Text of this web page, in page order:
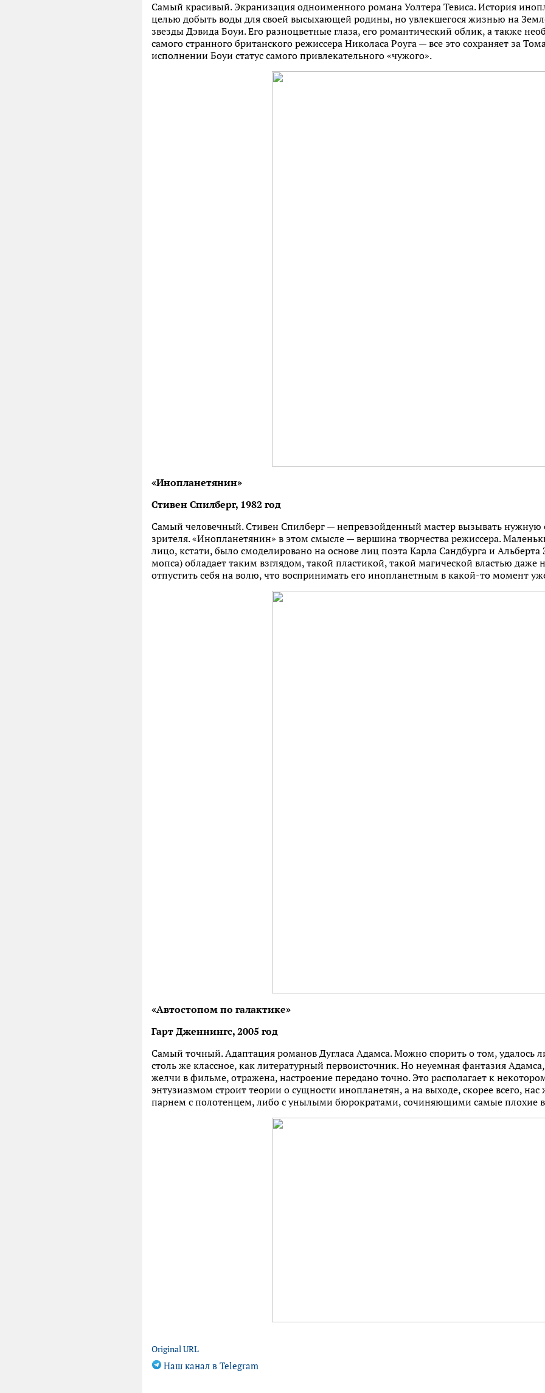
Самый красивый. Экранизация одноименного романа Уолтера Тевиса. История
целью добыть воды для своей высыхающей родины, но увлекшегося жизнью на
звезды Дэвида Боуи. Его разноцветные глаза, его романтический облик, а также
самого странного британского режиссера Николаса Роуга — все это сохраняет за
исполнении Боуи статус самого привлекательного «чужого».
«Инопланетянин»
Стивен Спилберг, 1982 год
Самый человечный. Стивен Спилберг — непревзойденный мастер вызывать
зрителя. «Инопланетянин» в этом смысле — вершина творчества режиссера.
лицо, кстати, было смоделировано на основе лиц поэта Карла Сандбурга и
мопса) обладает таким взглядом, такой пластикой, такой магической властью
отпустить себя на волю, что воспринимать его инопланетным в какой-то момент
«Автостопом по галактике»
Гарт Дженнингс, 2005 год
Самый точный. Адаптация романов Дугласа Адамса. Можно спорить о том, удалось
столь же классное, как литературный первоисточник. Но неуемная фантазия
желчи в фильме, отражена, настроение передано точно. Это располагает к
энтузиазмом строит теории о сущности инопланетян, а на выходе, скорее всего, нас
парнем с полотенцем, либо с унылыми бюрократами, сочиняющими самые плохие
Original URL
Наш канал в Telegram